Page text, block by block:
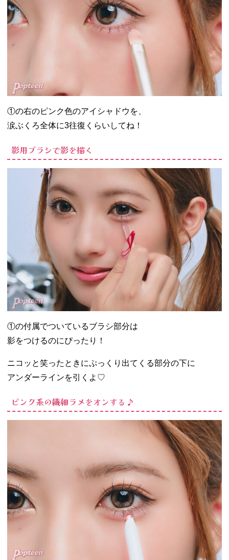
①の右のピンク色のアイシャドウを、
涙ぶくろ全体に3往復くらいしてね！
影用ブラシで影を描く
①の付属でついているブラシ部分は
影をつけるのにぴったり！
ニコッと笑ったときにぷっくり出てくる部分の下に
アンダーラインを引くよ♡
ピンク系の繊細ラメをオンする♪